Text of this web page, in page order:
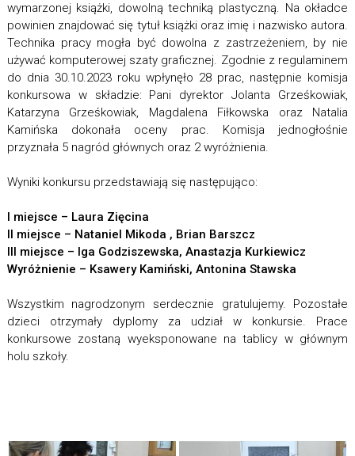
wymarzonej książki, dowolną techniką plastyczną. Na okładce
powinien znajdować się tytuł książki oraz imię i nazwisko autora.
Technika pracy mogła być dowolna z zastrzeżeniem, by nie
używać komputerowej szaty graficznej. Zgodnie z regulaminem
do dnia 30.10.2023 roku wpłynęło 28 prac, następnie komisja
konkursowa w składzie: Pani dyrektor Jolanta Grześkowiak,
Katarzyna Grześkowiak, Magdalena Fiłkowska oraz Natalia
Kamińska dokonała oceny prac. Komisja jednogłośnie
przyznała 5 nagród głównych oraz 2 wyróżnienia.
Wyniki konkursu przedstawiają się następująco:
I miejsce – Laura Zięcina
II miejsce – Nataniel Mikoda , Brian Barszcz
III miejsce – Iga Godziszewska, Anastazja Kurkiewicz
Wyróżnienie – Ksawery Kamiński, Antonina Stawska
Wszystkim nagrodzonym serdecznie gratulujemy. Pozostałe
dzieci otrzymały dyplomy za udział w konkursie. Prace
konkursowe zostaną wyeksponowane na tablicy w głównym
holu szkoły.